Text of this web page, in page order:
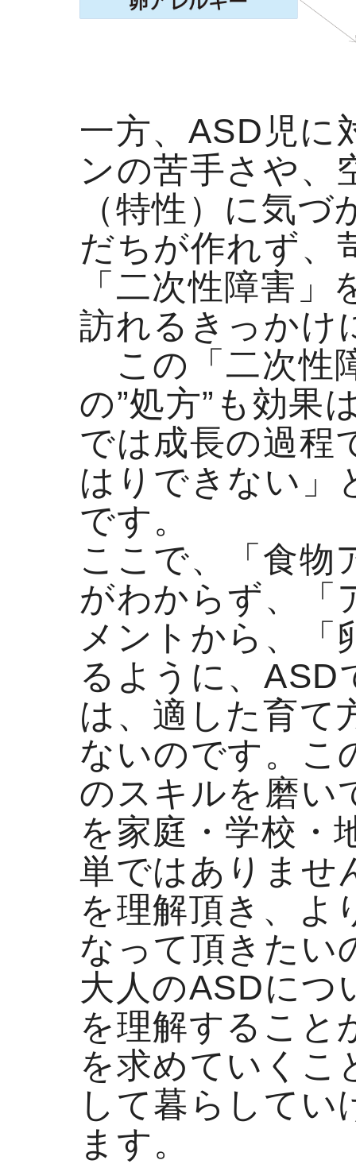
一方、ASD児に
ンの苦手さや、
（特性）に気
だちが作れず、
「二次性障害
訪れるきっかけ
この「二次性
の”処方”も効果
では成長の過程
はりできない」
です。
ここで、「食物
がわからず、「
メントから、「
るように、ASD
は、適した育て
ないのです。こ
のスキルを磨い
を家庭・学校・
単ではありませ
を理解頂き、よ
なって頂きたい
大人のASDにつ
を理解すること
を求めていくこ
して暮らして
ます。